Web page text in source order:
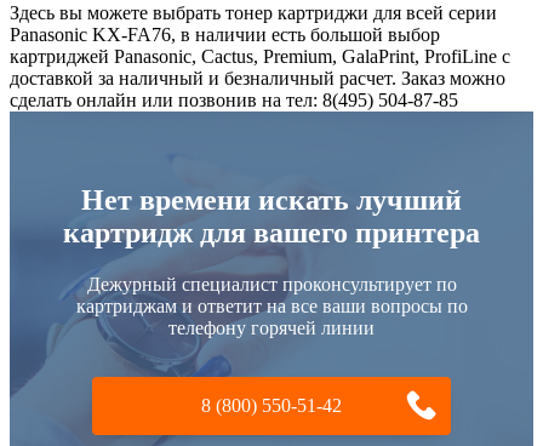
Здесь вы можете выбрать тонер картриджи для всей серии
Panasonic KX-FA76, в наличии есть большой выбор
картриджей Panasonic, Cactus, Premium, GalaPrint, ProfiLine с
доставкой за наличный и безналичный расчет. Заказ можно
сделать онлайн или позвонив на тел: 8(495) 504-87-85
Нет времени искать лучший
картридж для вашего принтера
Дежурный специалист проконсультирует по
картриджам и ответит на все ваши вопросы по
телефону горячей линии
8 (800) 550-51-42